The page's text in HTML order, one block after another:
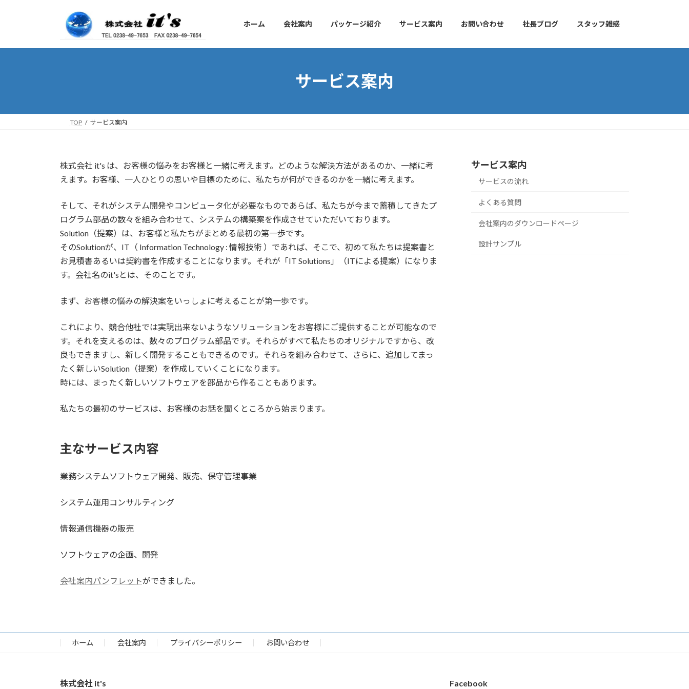
プ
動
ホーム 会社案内 パッケージ紹介 サービス案内 お問い合わせ 社長ブログ スタッフ雑感
サービス案内
TOP サービス案内
株式会社 it's は、お客様の悩みをお客様と一緒に考えます。どのような解決方法があるのか、一緒に考
えます。お客様、一人ひとりの思いや目標のために、私たちが何ができるのかを一緒に考えます。
そして、それがシステム開発やコンピュータ化が必要なものであらば、私たちが今まで蓄積してきたプ
ログラム部品の数々を組み合わせて、システムの構築案を作成させていただいております。
Solution（提案）は、お客様と私たちがまとめる最初の第一歩です。
そのSolutionが、IT（ Information Technology : 情報技術 ）であれば、そこで、初めて私たちは提案書と
お見積書あるいは契約書を作成することになります。それが「IT Solutions」（ITによる提案）になりま
す。会社名のit'sとは、そのことです。
まず、お客様の悩みの解決案をいっしょに考えることが第一歩です。
これにより、競合他社では実現出来ないようなソリューションをお客様にご提供することが可能なので
す。それを支えるのは、数々のプログラム部品です。それらがすべて私たちのオリジナルですから、改
良もできますし、新しく開発することもできるのです。それらを組み合わせて、さらに、追加してまっ
たく新しいSolution（提案）を作成していくことになります。
時には、まったく新しいソフトウェアを部品から作ることもあります。
私たちの最初のサービスは、お客様のお話を聞くところから始まります。
主なサービス内容
業務システムソフトウェア開発、販売、保守管理事業
システム運用コンサルティング
情報通信機器の販売
ソフトウェアの企画、開発
会社案内パンフレットができました。
サービス案内
サービスの流れ
よくある質問
会社案内のダウンロードページ
設計サンプル
ホーム 会社案内 プライバシーポリシー お問い合わせ
株式会社 it's Facebook